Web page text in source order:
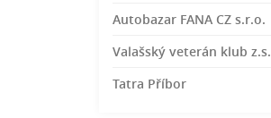
Autobazar FANA CZ s.r.o.
Valašský veterán klub z.s.
Tatra Příbor